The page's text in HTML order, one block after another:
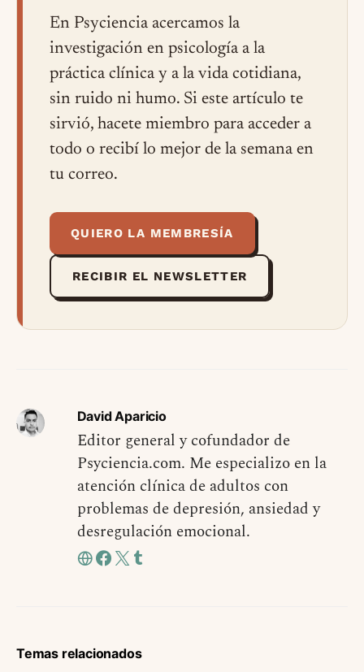
En Psyciencia acercamos la
investigación en psicología a la
práctica clínica y a la vida cotidiana,
sin ruido ni humo. Si este artículo te
sirvió, hacete miembro para acceder a
todo o recibí lo mejor de la semana en
tu correo.
QUIERO LA MEMBRESÍA
RECIBIR EL NEWSLETTER
David Aparicio
Editor general y cofundador de
Psyciencia.com. Me especializo en la
atención clínica de adultos con
problemas de depresión, ansiedad y
desregulación emocional.
Temas relacionados